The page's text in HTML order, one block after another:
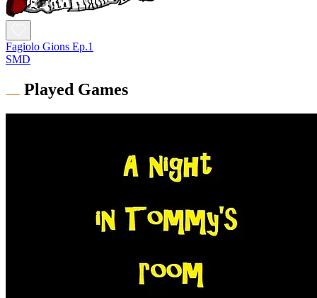
Fagiolo Gions Ep.1
SMD
Played Games